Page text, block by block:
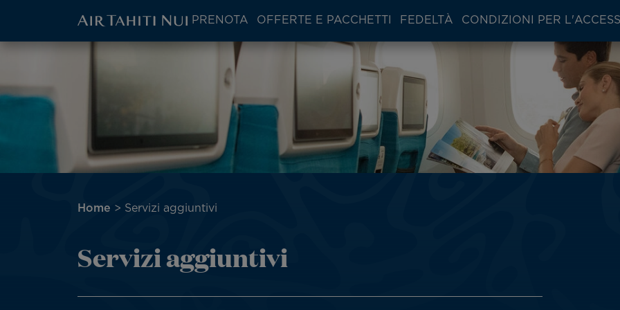
principale
Main
PRENOTA OFFERTE E PACCHETTI FEDELTÀ CONDIZIONI PER
Briciole
Home Servizi aggiuntivi
Servizi aggiuntivi